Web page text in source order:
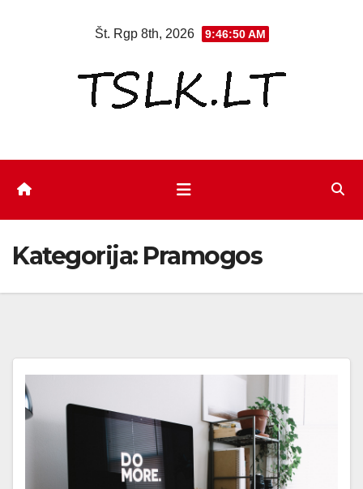
Št. Rgp 8th, 2026 9:46:52 AM
Kategorija: Pramogos